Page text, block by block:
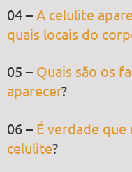
04 – A celulite
quais locais do
05 – Quais são os
aparecer?
06 – É verdade que
celulite?